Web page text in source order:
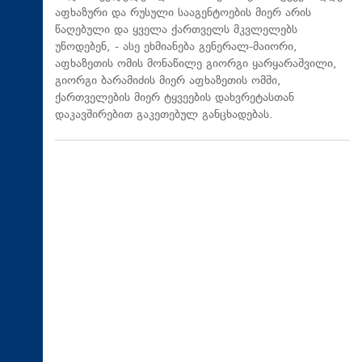
აფხაზური და რუსული სააგენტოების მიერ არის
წაღებული და ყველა ქართველს მკვლელებს
უწოდებენ, - ასე ეხმიანება გენერალ-მაიორი,
აფხაზეთის ომის მონაწილე გიორგი ყარყარაშვილი,
გიორგი ბარამიძის მიერ აფხაზეთის ომში,
ქართველების მიერ ტყვეების დახვრეტასთან
დაკავშირებით გაკეთებულ განცხადებას.